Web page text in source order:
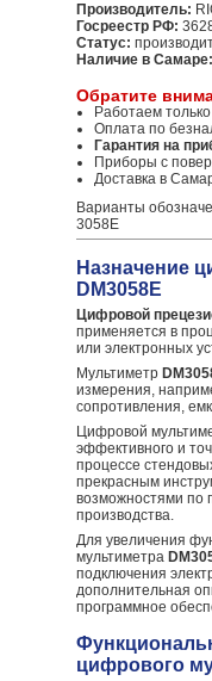
Производитель:
Госреестр РФ:
Статус:
Наличие в Самаре:
Обратите
Работаем
Оплата по
Гарантия на
Приборы с
Доставка в
Варианты
3058E
Назначение
DM3058E
Цифровой
применяется в
или электронных
Мультиметр
измерения,
сопротивления,
Цифровой
эффективного и
процессе
прекрасным
возможностями по
производства.
Для увеличения
мультиметра
подключения
дополнительная
программное
цифрового